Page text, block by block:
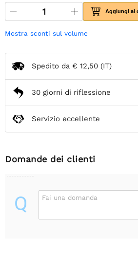
Aggiungi al
Mostra sconti sul volume
Spedito da € 12,50 (IT)
30 giorni di riflessione
Servizio eccellente
Domande dei clienti
Q Fai una domanda